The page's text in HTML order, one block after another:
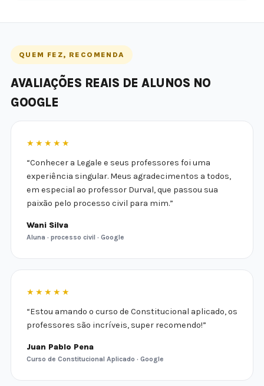
QUEM FEZ, RECOMENDA
AVALIAÇÕES REAIS DE ALUNOS NO
GOOGLE
★★★★★
“Conhecer a Legale e seus professores foi uma
experiência singular. Meus agradecimentos a todos,
em especial ao professor Durval, que passou sua
paixão pelo processo civil para mim.”
Wani Silva
Aluna · processo civil · Google
★★★★★
“Estou amando o curso de Constitucional aplicado, os
professores são incríveis, super recomendo!”
Juan Pablo Pena
Curso de Constitucional Aplicado · Google